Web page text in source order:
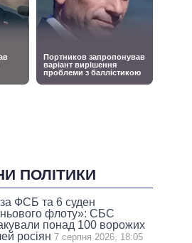
ПОЛІТИКИ
ФСБ та 6 суден
флоту»: СБС
понад 100 ворожих
росіян 7 серпня 2026, 18:05